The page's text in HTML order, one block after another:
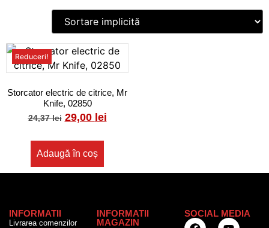
Reduceri!
Storcator electric de citrice, Mr
Knife, 02850
24,37lei 29,00 lei
Adaugă în coș
INFORMATII
Livrarea comenzilor
INFORMATII
MAGAZIN
SOCIAL MEDIA